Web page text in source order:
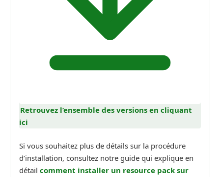
Retrouvez l’ensemble des versions en cliquant
ici
Si vous souhaitez plus de détails sur la procédure
d’installation, consultez notre guide qui explique en
détail comment installer un resource pack sur